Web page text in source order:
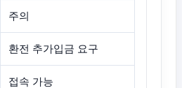
주의
환전 추가입금 요구
접속 가능